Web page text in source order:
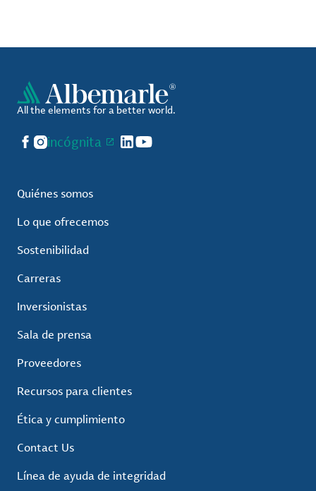
All the elements for a better world.
Facebook
Instagram
incógnita LinkedIn
YouTube
Quiénes somos
Lo que ofrecemos
Sostenibilidad
Carreras
Inversionistas
Sala de prensa
Proveedores
Recursos para clientes
Ética y cumplimiento
Contact Us
Línea de ayuda de integridad